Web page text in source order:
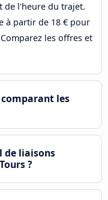
de l'heure du trajet.
à partir de 18 € pour
les offres et
les
de liaisons
?